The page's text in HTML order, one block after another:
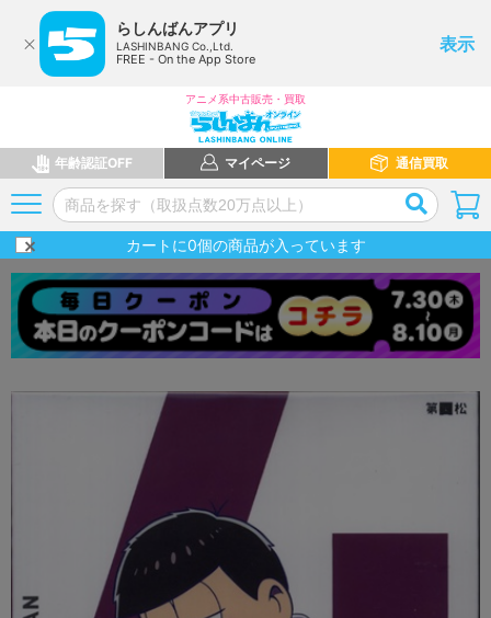
らしんばんアプリ
LASHINBANG Co.,Ltd.
FREE - On the App Store
表示
アニメ系中古販売・買取
年齢認証OFF マイページ 通信買取
カートに0個の商品が入っています